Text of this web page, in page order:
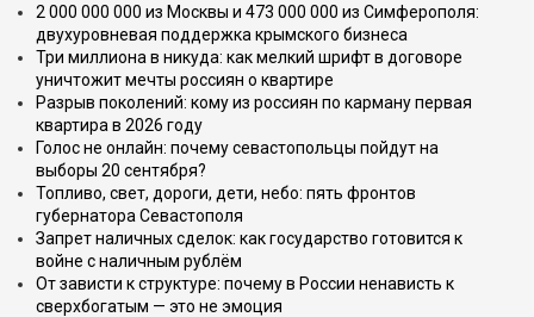
2 000 000 000 из Москвы и 473 000 000 из Симферополя:
двухуровневая поддержка крымского бизнеса
Три миллиона в никуда: как мелкий шрифт в договоре
уничтожит мечты россиян о квартире
Разрыв поколений: кому из россиян по карману первая
квартира в 2026 году
Голос не онлайн: почему севастопольцы пойдут на
выборы 20 сентября?
Топливо, свет, дороги, дети, небо: пять фронтов
губернатора Севастополя
Запрет наличных сделок: как государство готовится к
войне с наличным рублём
От зависти к структуре: почему в России ненависть к
сверхбогатым — это не эмоция